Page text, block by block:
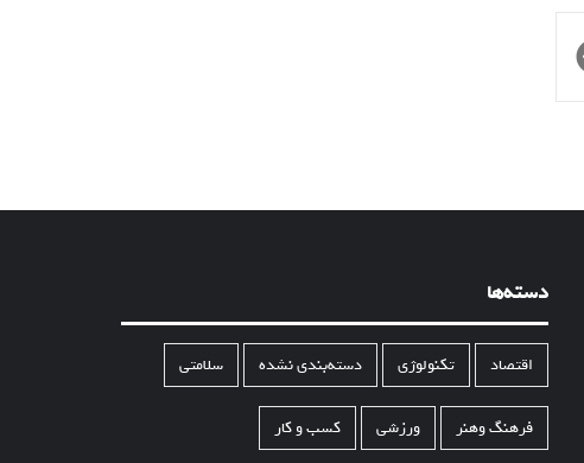
دسته‌ها
اقتصاد تکنولوژی دسته‌بندی نشده سلامتی
فرهنگ وهنر ورزشی کسب و کار